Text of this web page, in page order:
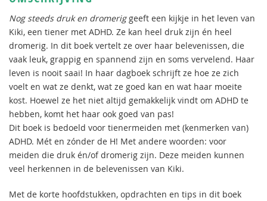
Nog steeds druk en dromeriggeeft een kijkje in het leven van
Kiki, een tiener met ADHD. Ze kan heel druk zijn én heel
dromerig. In dit boek vertelt ze over haar belevenissen, die
vaak leuk, grappig en spannend zijn en soms vervelend. Haar
leven is nooit saai! In haar dagboek schrijft ze hoe ze zich
voelt en wat ze denkt, wat ze goed kan en wat haar moeite
kost. Hoewel ze het niet altijd gemakkelijk vindt om ADHD te
hebben, komt het haar ook goed van pas!
Dit boek is bedoeld voor tienermeiden met (kenmerken van)
ADHD. Mét en zónder de H! Met andere woorden: voor
meiden die druk én/of dromerig zijn. Deze meiden kunnen
veel herkennen in de belevenissen van Kiki.
Met de korte hoofdstukken, opdrachten en tips in dit boek